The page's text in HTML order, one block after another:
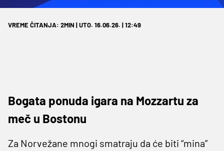
VREME ČITANJA: 2MIN | UTO. 16.06.26. | 12:49
Bogata ponuda igara na Mozzartu za
meč u Bostonu
Za Norvežane mnogi smatraju da će biti “mina”